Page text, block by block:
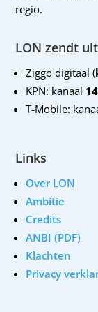
regio.
LON zendt
Ziggo digitaal (
KPN: kanaal
T-Mobile:
Links
Over LON
Ambitie
Credits
ANBI (PDF)
Klachten
Privacy